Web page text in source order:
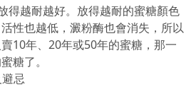
得越耐越好。放得越耐的蜜糖顏色
性也越低，澱粉酶也會消失，所以
10年、20年或50年的蜜糖，那一
糖了。
忌